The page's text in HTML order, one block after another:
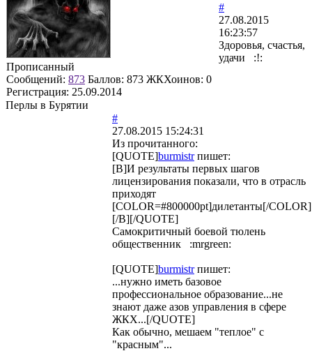
Прописанный
Сообщений: 873 Баллов: 873 ЖКХоинов: 0
Регистрация: 25.09.2014
#
27.08.2015
16:23:57
Здоровья, счастья,
удачи :!:
Перлы в Бурятии
#
27.08.2015 15:24:31
Из прочитанного:
[QUOTE]burmistrпишет:
[B]И результаты первых шагов
лицензирования показали, что в отрасль
приходят
[COLOR=#800000pt]дилетанты[/COLOR]
[/B][/QUOTE]
Самокритичный боевой тюлень
общественник :mrgreen:
[QUOTE]burmistrпишет:
...нужно иметь базовое
профессиональное образование...не
знают даже азов управления в сфере
ЖКХ...[/QUOTE]
Как обычно, мешаем "теплое" с
"красным"...